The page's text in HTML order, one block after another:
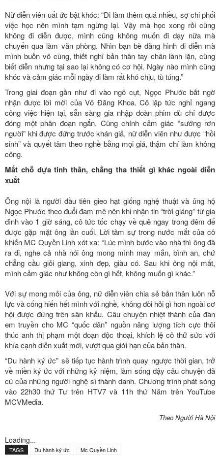
Nữ diễn viên uất ức bật khóc: “Đi làm thêm quá nhiều, sợ chi phối
việc học nên mình tạm ngừng lại. Vậy mà học xong rồi cũng
không đi diễn được, mình cũng không muốn đi dạy nữa mà
chuyển qua làm văn phòng. Nhìn bạn bè đăng hình đi diễn mà
mình buồn vô cùng, thiết nghĩ bản thân tay chân lành lặn, cũng
biết diễn nhưng tại sao lại không có cơ hội. Ngày nào mình cũng
khóc và cảm giác mỗi ngày đi làm rất khó chịu, tù túng.”
Trong giai đoạn gần như đi vào ngõ cụt, Ngọc Phước bất ngờ
nhận được lời mời của Võ Đăng Khoa. Cô lập tức nghỉ ngang
công việc hiện tại, sẵn sàng gia nhập đoàn phim dù chỉ được
đóng một phân đoạn ngắn. Cũng chính cảm giác “sướng rơn
người” khi được đứng trước khán giả, nữ diễn viên như được “hồi
sinh” và quyết tâm theo nghề bằng mọi giá, thậm chí làm không
công.
Mất chỗ dựa tinh thần, chẳng tha thiết gì khác ngoài diễn
xuất
Ông nội là người đầu tiên gieo hạt giống nghệ thuật và ủng hộ
Ngọc Phước theo đuổi đam mê nên khi nhận tin “trời giáng” từ gia
đình vào 1 giờ sáng, cô tức tốc chạy về quê ngay trong đêm để
được gặp mặt ông lần cuối. Lời tâm sự trong nước mắt của cô
khiến MC Quyền Linh xót xa: “Lúc mình bước vào nhà thì ông đã
ra đi, nghe cả nhà nói ông mong mình may mắn, bình an, chứ
chẳng cầu giỏi giang, xinh đẹp, giàu có. Sau khi ông nội mất,
mình cảm giác như không còn gì hết, không muốn gì khác.”
Với sự mong mỏi của ông, nữ diễn viên chia sẻ bản thân luôn nỗ
lực và cống hiến hết mình với nghề, không đòi hỏi gì hơn ngoài cơ
hội được đứng trên sân khấu. Câu chuyện nhiệt thành của đàn
em truyền cho MC “quốc dân” nguồn năng lượng tích cực thôi
thúc anh thị phạm một đoạn độc thoại, khích lệ cô thử sức với
khía cạnh diễn xuất mới, vượt qua giới hạn của bản thân.
“Du hành ký ức” sẽ tiếp tục hành trình quay ngược thời gian, trở
về miền ký ức với những kỷ niệm, làm sống dậy câu chuyện đã
cũ của những người nghệ sĩ thành danh. Chương trình phát sóng
vào 22h30 thứ Tư trên HTV7 và 11h thứ Năm trên YouTube
MCVMedia.
Theo Người Hà Nội
Loading...
TAGS Du hành ký ức Mc Quyền Linh